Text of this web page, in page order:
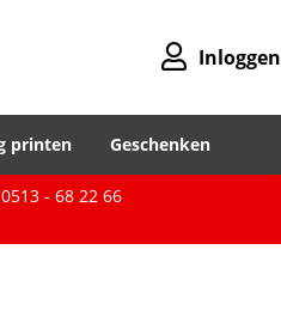
Inloggen
printen Geschenken
0513 - 68 22 66